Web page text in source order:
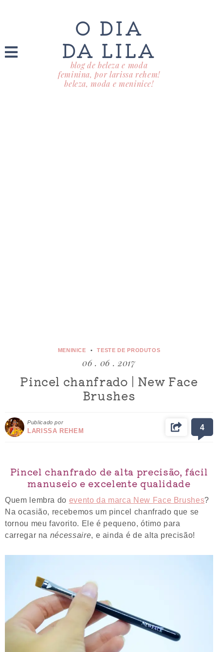
O DIA
DA LILA
blog de beleza e moda
feminina, por larissa rehem!
beleza, moda e meninice!
MENINICE TESTE DE PRODUTOS
06 . 06 . 2017
Pincel chanfrado | New Face
Brushes
Publicado por
LARISSA REHEM 4
Pincel chanfrado de alta precisão, fácil
manuseio e excelente qualidade
Quem lembra do evento da marca New Face Brushes?
Na ocasião, recebemos um pincel chanfrado que se
tornou meu favorito. Ele é pequeno, ótimo para
carregar na nécessaire, e ainda é de alta precisão!